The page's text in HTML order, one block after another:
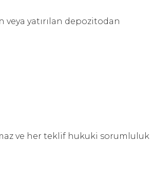
yatırılan depozitodan
ve her teklif hukuki sorumluluk